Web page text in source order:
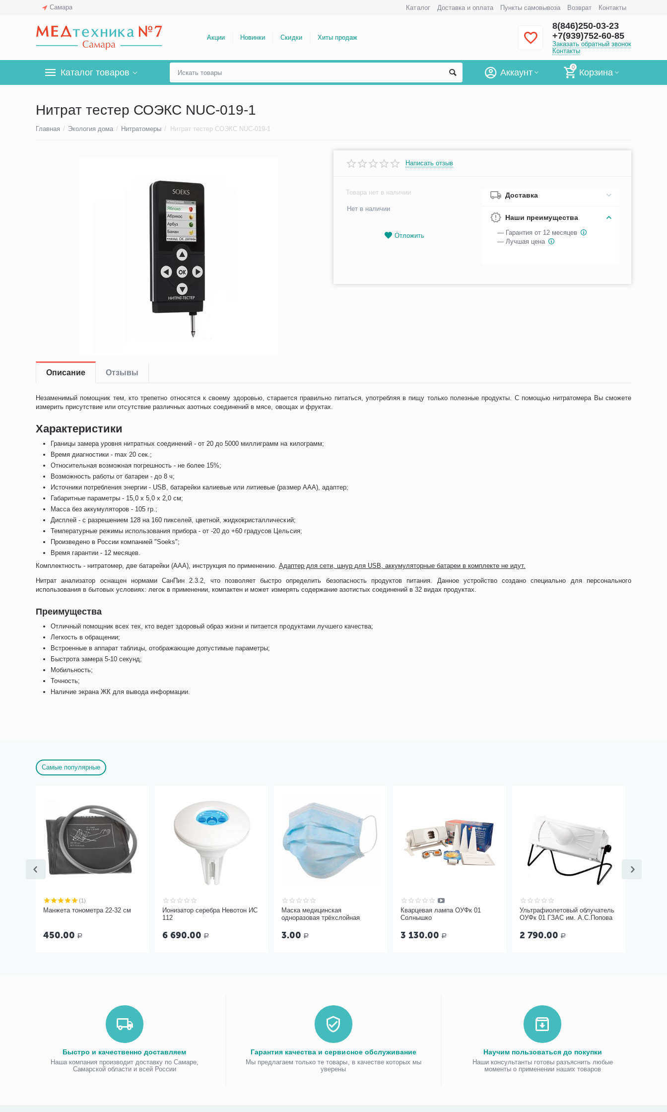
Самара Каталог Доставка и оплата Пункты самовывоза Возврат Контакты
Акции Новинки Скидки Хиты продаж
8(846)250-03-23
+7(939)752-60-85
Заказать обратный звонок
Контакты
Каталог товаров
0
Корзина
Аккаунт
Нитрат тестер СОЭКС NUC-019-1
Главная / Экология дома / Нитратомеры / Нитрат тестер СОЭКС NUC-019-1
Написать отзыв
Товара нет в наличии
Нет в наличии
Отложить
Доставка
Наши преимущества
— Гарантия от 12 месяцев
— Лучшая цена
Описание Отзывы
Незаменимый помощник тем, кто трепетно относятся к своему здоровью, старается правильно питаться, употребляя в пищу только полезные продукты. С помощью нитратомера Вы сможете
измерить присутствие или отсутствие различных азотных соединений в мясе, овощах и фруктах.
Характеристики
Границы замера уровня нитратных соединений - от 20 до 5000 миллиграмм на килограмм;
Время диагностики - max 20 сек.;
Относительная возможная погрешность - не более 15%;
Возможность работы от батареи - до 8 ч;
Источники потребления энергии - USB, батарейки калиевые или литиевые (размер ААА), адаптер;
Габаритные параметры - 15,0 x 5,0 x 2,0 см;
Масса без аккумуляторов - 105 гр.;
Дисплей - c разрешением 128 на 160 пикселей, цветной, жидкокристаллический;
Температурные режимы использования прибора - от -20 до +60 градусов Цельсия;
Произведено в России компанией "Soeks";
Время гарантии - 12 месяцев.
Комплектность - нитратомер, две батарейки (ААА), инструкция по применению. Адаптер для сети, шнур для USB, аккумуляторные батареи в комплекте не идут.
Нитрат анализатор оснащен нормами СанПин 2.3.2, что позволяет быстро определить безопасность продуктов питания. Данное устройство создано специально для персонального
использования в бытовых условиях: легок в применении, компактен и может измерять содержание азотистых соединений в 32 видах продуктах.
Преимущества
Отличный помощник всех тех, кто ведет здоровый образ жизни и питается продуктами лучшего качества;
Легкость в обращении;
Встроенные в аппарат таблицы, отображающие допустимые параметры;
Быстрота замера 5-10 секунд;
Мобильность;
Точность;
Наличие экрана ЖК для вывода информации.
Самые популярные
(1)
Манжета тонометра 22-32 см
450.00 Р
Ионизатор серебра Невотон ИС
112
6 690.00 Р
Маска медицинская
одноразовая трёхслойная
3.00 Р
Кварцевая лампа ОУФк 01
Солнышко
3 130.00 Р
Ультрафиолетовый облучатель
ОУФк 01 ГЗАС им. А.С.Попова
2 790.00 Р
Быстро и качественно доставляем
Наша компания производит доставку по Самаре,
Самарской области и всей России
Гарантия качества и сервисное обслуживание
Мы предлагаем только те товары, в качестве которых мы
уверены
Научим пользоваться до покупки
Наши консультанты готовы разъяснить любые
моменты о применении наших товаров